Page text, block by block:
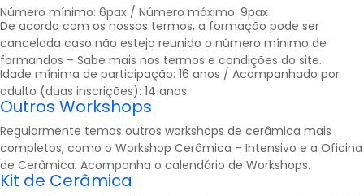
Número mínimo: 6pax / Número máximo: 9pax
De acordo com os nossos termos, a formação pode ser
cancelada caso não esteja reunido o número mínimo de
formandos – Sabe mais nos termos e condições do site.
Idade mínima de participação: 16 anos / Acompanhado por
adulto (duas inscrições): 14 anos
Outros Workshops
Regularmente temos outros workshops de cerâmica mais
completos, como o Workshop Cerâmica – Intensivo e a Oficina
de Cerâmica. Acompanha o calendário de Workshops.
Kit de Cerâmica